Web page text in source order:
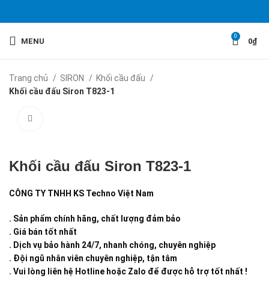
MENU
0
0₫
Trang chủ SIRON
Khối cầu đấu
Khối cầu đấu Siron T823-1
Khối cầu đấu Siron T823-1
CÔNG TY TNHH KS Techno Việt Nam
. Sản phẩm chính hãng, chất lượng đảm bảo
. Giá bán tốt nhất
. Dịch vụ bảo hành 24/7, nhanh chóng, chuyên nghiệp
. Đội ngũ nhân viên chuyên nghiệp, tận tâm
. Vui lòng liên hệ Hotline hoặc Zalo để được hỗ trợ tốt nhất !